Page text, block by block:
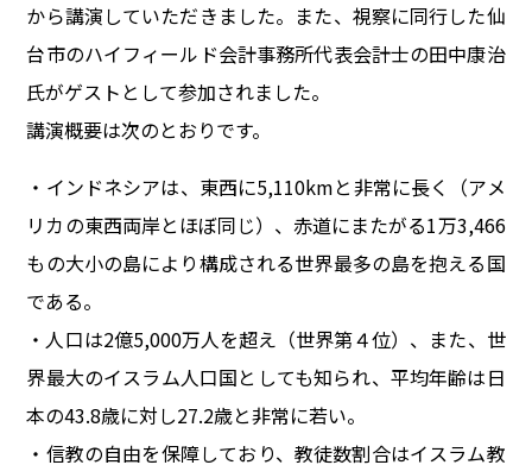
から講演していただきました。また、視察に同行した仙
台市のハイフィールド会計事務所代表会計士の田中康治
氏がゲストとして参加されました。
講演概要は次のとおりです。
・インドネシアは、東西に5,110kmと非常に長く（アメ
リカの東西両岸とほぼ同じ）、赤道にまたがる1万3,466
もの大小の島により構成される世界最多の島を抱える国
である。
・人口は2億5,000万人を超え（世界第４位）、また、世
界最大のイスラム人口国としても知られ、平均年齢は日
本の43.8歳に対し27.2歳と非常に若い。
・信教の自由を保障しており、教徒数割合はイスラム教